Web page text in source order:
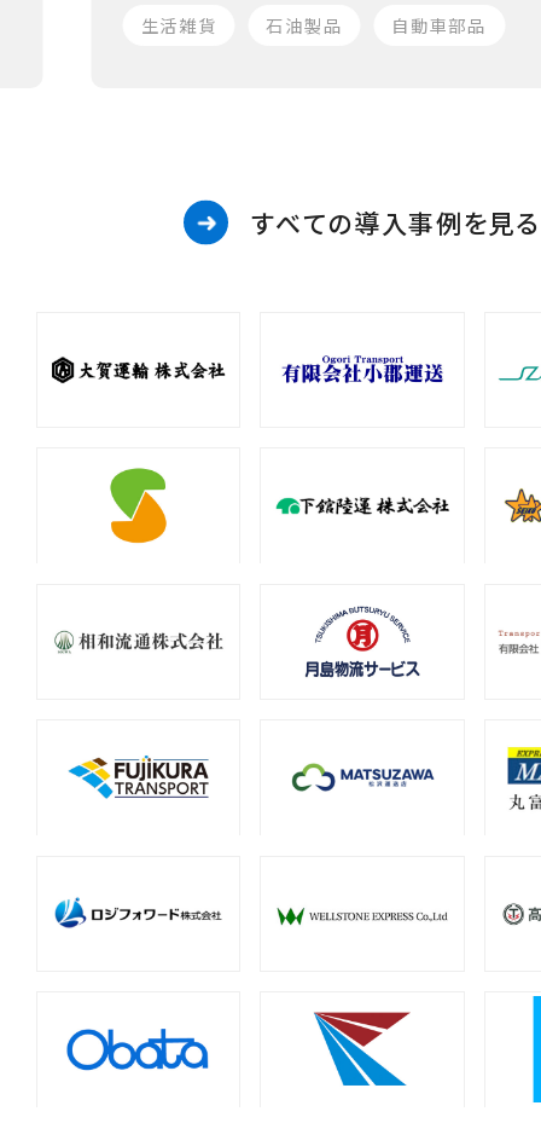
生活雑貨 石油製品 自動車部品
すべての導入事例を見る